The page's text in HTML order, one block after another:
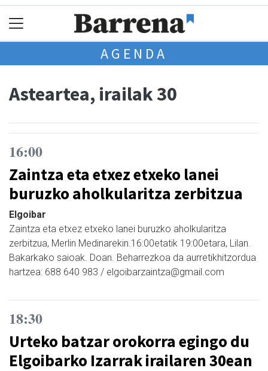
AGENDA
Asteartea, irailak 30
16:00
Zaintza eta etxez etxeko lanei
buruzko aholkularitza zerbitzua
Elgoibar
Zaintza eta etxez etxeko lanei buruzko aholkularitza
zerbitzua, Merlin Medinarekin.16:00etatik 19:00etara, Lilan.
Bakarkako saioak. Doan. Beharrezkoa da aurretikhitzordua
hartzea: 688 640 983 / elgoibarzaintza@gmail.com
18:30
Urteko batzar orokorra egingo du
Elgoibarko Izarrak irailaren 30ean